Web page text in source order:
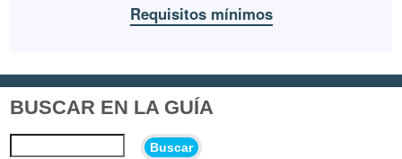
Requisitos mínimos
BUSCAR EN LA GUÍA
Buscar